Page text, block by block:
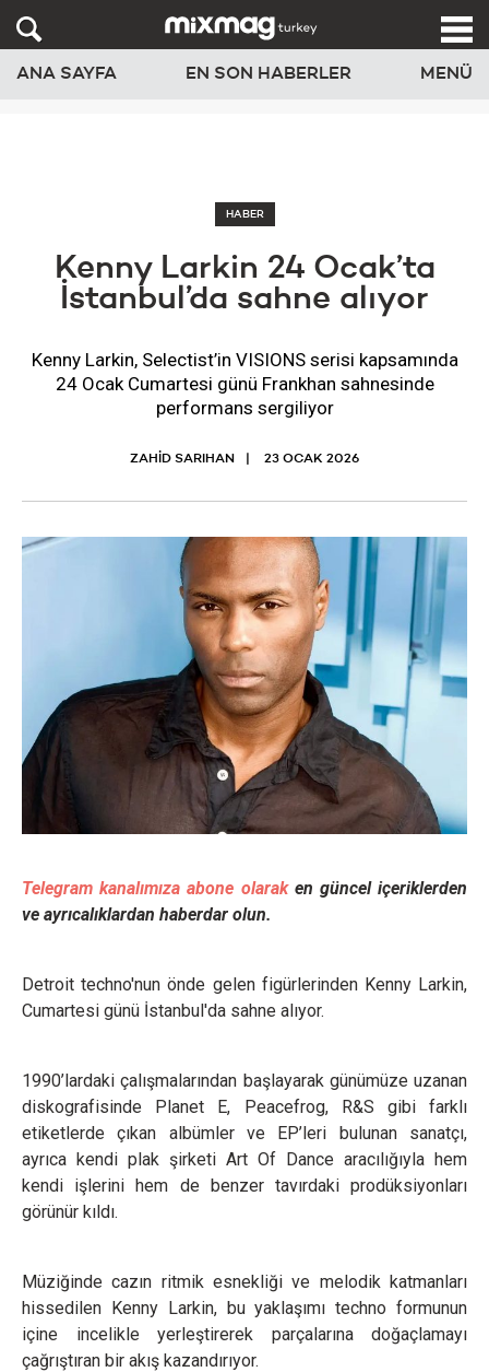
ANA SAYFA EN SON HABERLER MENÜ
HABER
Kenny Larkin 24 Ocak’ta
İstanbul’da sahne alıyor
Kenny Larkin, Selectist’in VISIONS serisi kapsamında
24 Ocak Cumartesi günü Frankhan sahnesinde
performans sergiliyor
ZAHİD SARIHAN 23 OCAK 2026
Telegram kanalımıza abone olaraken güncel içeriklerden
ve ayrıcalıklardan haberdar olun.
Detroit techno'nun önde gelen figürlerinden Kenny Larkin,
Cumartesi günü İstanbul'da sahne alıyor.
1990’lardaki çalışmalarından başlayarak günümüze uzanan
diskografisinde Planet E, Peacefrog, R&S gibi farklı
etiketlerde çıkan albümler ve EP’leri bulunan sanatçı,
ayrıca kendi plak şirketi Art Of Dance aracılığıyla hem
kendi işlerini hem de benzer tavırdaki prodüksiyonları
görünür kıldı.
Müziğinde cazın ritmik esnekliği ve melodik katmanları
hissedilen Kenny Larkin, bu yaklaşımı techno formunun
içine incelikle yerleştirerek parçalarına doğaçlamayı
çağrıştıran bir akış kazandırıyor.